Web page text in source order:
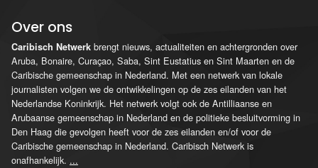
Over ons
Caribisch Netwerk brengt nieuws, actualiteiten en achtergronden over
Aruba, Bonaire, Curaçao, Saba, Sint Eustatius en Sint Maarten en de
Caribische gemeenschap in Nederland. Met een netwerk van lokale
journalisten volgen we de ontwikkelingen op de zes eilanden van het
Nederlandse Koninkrijk. Het netwerk volgt ook de Antilliaanse en
Arubaanse gemeenschap in Nederland en de politieke besluitvorming in
Den Haag die gevolgen heeft voor de zes eilanden en/of voor de
Caribische gemeenschap in Nederland. Caribisch Netwerk is
onafhankelijk. ...